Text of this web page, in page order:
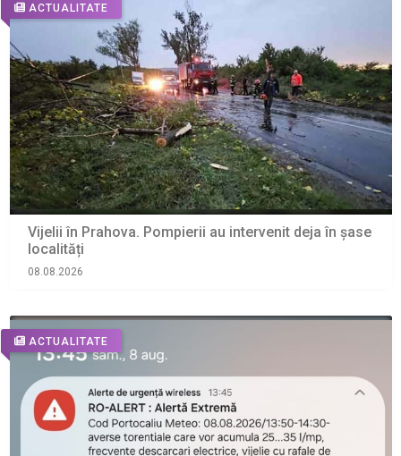
ACTUALITATE
Vijelii în Prahova. Pompierii au intervenit deja în șase
localități
08.08.2026
ACTUALITATE